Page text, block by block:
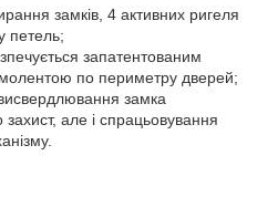
замків, 4 активних ригеля
петель;
запатентованим
по периметру дверей;
замка
але і спрацьовування